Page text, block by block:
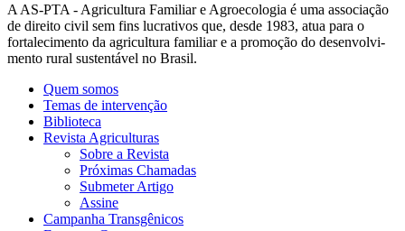
A AS-PTA - Agricultura Familiar e Agro­ecologia é uma associação
de direito civil sem fins lucrativos que, desde 1983, atua para o
fortalecimento da agricultura familiar e a promoção do desenvolvi­
mento rural sustentável no Brasil.
Quem somos
Temas de intervenção
Biblioteca
Revista Agriculturas
Sobre a Revista
Próximas Chamadas
Submeter Artigo
Assine
Campanha Transgênicos